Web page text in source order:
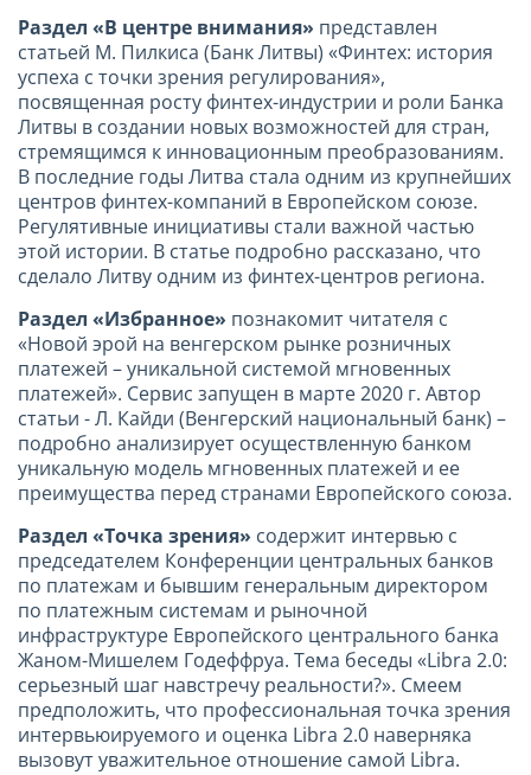
Раздел «В центре внимания» представлен
статьей М. Пилкиса (Банк Литвы) «Финтех: история
успеха с точки зрения регулирования»,
посвященная росту финтех-индустрии и роли Банка
Литвы в создании новых возможностей для стран,
стремящимся к инновационным преобразованиям.
В последние годы Литва стала одним из крупнейших
центров финтех-компаний в Европейском союзе.
Регулятивные инициативы стали важной частью
этой истории. В статье подробно рассказано, что
сделало Литву одним из финтех-центров региона.
Раздел «Избранное» познакомит читателя с
«Новой эрой на венгерском рынке розничных
платежей – уникальной системой мгновенных
платежей». Сервис запущен в марте 2020 г. Автор
статьи - Л. Кайди (Венгерский национальный банк) –
подробно анализирует осуществленную банком
уникальную модель мгновенных платежей и ее
преимущества перед странами Европейского союза.
Раздел «Точка зрения» содержит интервью с
председателем Конференции центральных банков
по платежам и бывшим генеральным директором
по платежным системам и рыночной
инфраструктуре Европейского центрального банка
Жаном-Мишелем Годеффруа. Тема беседы «Libra 2.0:
серьезный шаг навстречу реальности?». Смеем
предположить, что профессиональная точка зрения
интервьюируемого и оценка Libra 2.0 наверняка
вызовут уважительное отношение самой Libra.